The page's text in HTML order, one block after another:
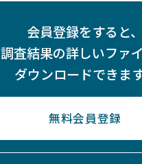
会員登録をすると、
調査結果の詳しいファ
ダウンロードできます
無料会員登録